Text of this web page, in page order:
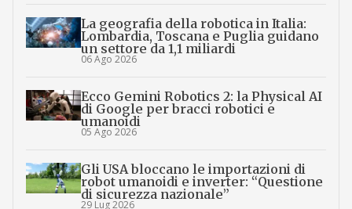
La geografia della robotica in Italia:
Lombardia, Toscana e Puglia guidano
un settore da 1,1 miliardi
06 Ago 2026
Ecco Gemini Robotics 2: la Physical AI
di Google per bracci robotici e
umanoidi
05 Ago 2026
Gli USA bloccano le importazioni di
robot umanoidi e inverter: “Questione
di sicurezza nazionale”
29 Lug 2026